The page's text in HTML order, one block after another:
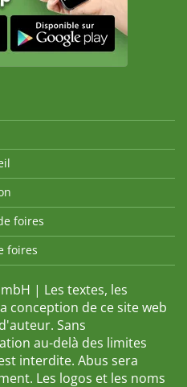
foires
foires
| Les textes, les
conception de ce site web
Sans
au-delà des limites
interdite. Abus sera
Les logos et les noms